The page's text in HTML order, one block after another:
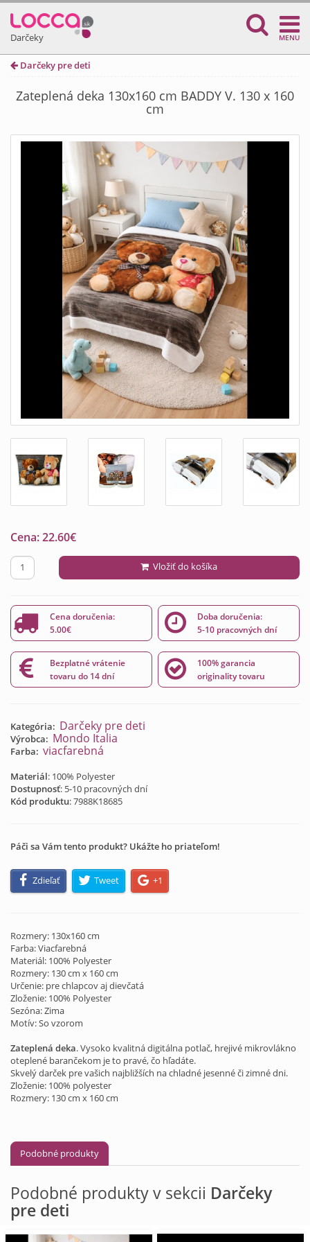
Darčeky MENU
Darčeky pre deti
Zateplená deka 130x160 cm BADDY V. 130 x 160
cm
Cena:22.60€
Vložiť do košíka
Cena doručenia:
5.00€
Doba doručenia:
5-10 pracovných dní
Bezplatné vrátenie
tovaru do 14 dní
100% garancia
originality tovaru
Kategória: Darčeky pre deti
Výrobca: Mondo Italia
Farba: viacfarebná
Materiál: 100% Polyester
Dostupnosť: 5-10 pracovných dní
Kód produktu:7988K18685
Páči sa Vám tento produkt? Ukážte ho priateľom!
Zdieľať Tweet +1
Rozmery: 130x160 cm
Farba: Viacfarebná
Materiál: 100% Polyester
Rozmery: 130 cm x 160 cm
Určenie: pre chlapcov aj dievčatá
Zloženie: 100% Polyester
Sezóna: Zima
Motív: So vzorom
Zateplená deka. Vysoko kvalitná digitálna potlač, hrejivé mikrovlákno
oteplené barančekom je to pravé, čo hľadáte.
Skvelý darček pre vašich najbližších na chladné jesenné či zimné dni.
Zloženie: 100% polyester
Rozmery: 130 cm x 160 cm
Podobné produkty
Podobné produkty v sekcii Darčeky
pre deti